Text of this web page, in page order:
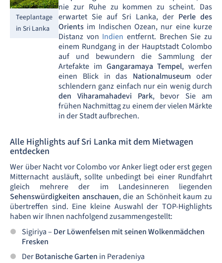
Teeplantage
in Sri Lanka
nie zur Ruhe zu kommen zu scheint. Das
erwartet Sie auf Sri Lanka, der Perle des
Orients im Indischen Ozean, nur eine kurze
Distanz von Indien entfernt. Brechen Sie zu
einem Rundgang in der Hauptstadt Colombo
auf und bewundern die Sammlung der
Artefakte im Gangaramaya Tempel, werfen
einen Blick in das Nationalmuseum oder
schlendern ganz einfach nur ein wenig durch
den Viharamahadevi Park, bevor Sie am
frühen Nachmittag zu einem der vielen Märkte
in der Stadt aufbrechen.
Alle Highlights auf Sri Lanka mit dem Mietwagen
entdecken
Wer über Nacht vor Colombo vor Anker liegt oder erst gegen
Mitternacht ausläuft, sollte unbedingt bei einer Rundfahrt
gleich mehrere der im Landesinneren liegenden
Sehenswürdigkeiten anschauen, die an Schönheit kaum zu
übertreffen sind. Eine kleine Auswahl der TOP-Highlights
haben wir Ihnen nachfolgend zusammengestellt:
Sigiriya – Der Löwenfelsen mit seinen Wolkenmädchen
Fresken
DerBotanische Garten in Peradeniya